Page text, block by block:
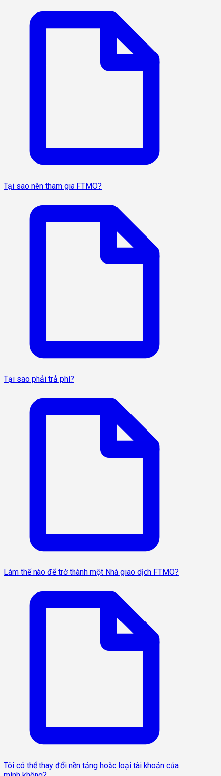
Tại sao nên tham gia FTMO?
Tại sao phải trả phí?
Làm thế nào để trở thành một Nhà giao dịch FTMO?
Tôi có thể thay đổi nền tảng hoặc loại tài khoản của